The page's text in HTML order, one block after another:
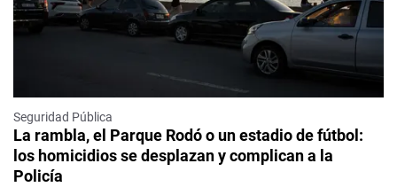
Seguridad Pública
La rambla, el Parque Rodó o un estadio de fútbol:
los homicidios se desplazan y complican a la
Policía